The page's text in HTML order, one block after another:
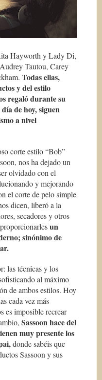
Hayworth y Lady Di,
Tautou, Carey
Todas ellas,
y del estilo
regaló durante su
de hoy, siguen
a nivel
corte estilo “Bob”
nos ha dejado un
olvidado con el
y mejorando
el corte de pelo simple
dicen, liberó a la
secadores y otros
un
sinónimo de
las técnicas y los
al máximo
de ambos estilos. Hoy
cada vez más
es imposible recrear
Sassoon hace del
muy presente los
donde sabéis que
Sassoon y sus